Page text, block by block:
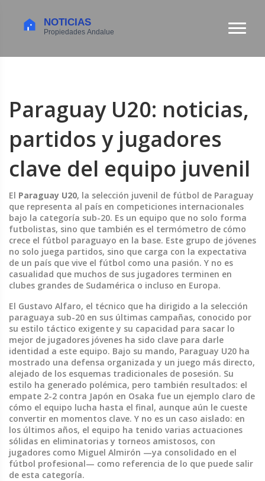
Paraguay U20: noticias,
partidos y jugadores
clave del equipo juvenil
El Paraguay U20, la selección juvenil de fútbol de Paraguay
que representa al país en competiciones internacionales
bajo la categoría sub-20. Es un equipo que no solo forma
futbolistas, sino que también es el termómetro de cómo
crece el fútbol paraguayo en la base. Este grupo de jóvenes
no solo juega partidos, sino que carga con la expectativa
de un país que vive el fútbol como una pasión. Y no es
casualidad que muchos de sus jugadores terminen en
clubes grandes de Sudamérica o incluso en Europa.
El Gustavo Alfaro, el técnico que ha dirigido a la selección
paraguaya sub-20 en sus últimas campañas, conocido por
su estilo táctico exigente y su capacidad para sacar lo
mejor de jugadores jóvenes ha sido clave para darle
identidad a este equipo. Bajo su mando, Paraguay U20 ha
mostrado una defensa organizada y un juego más directo,
alejado de los esquemas tradicionales de posesión. Su
estilo ha generado polémica, pero también resultados: el
empate 2-2 contra Japón en Osaka fue un ejemplo claro de
cómo el equipo lucha hasta el final, aunque aún le cueste
convertir en momentos clave. Y no es un caso aislado: en
los últimos años, el equipo ha tenido varias actuaciones
sólidas en eliminatorias y torneos amistosos, con
jugadores como Miguel Almirón —ya consolidado en el
fútbol profesional— como referencia de lo que puede salir
de esta categoría.